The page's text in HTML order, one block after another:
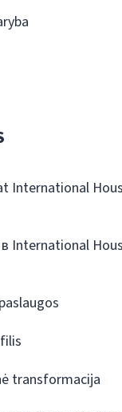
International
International
transformacija